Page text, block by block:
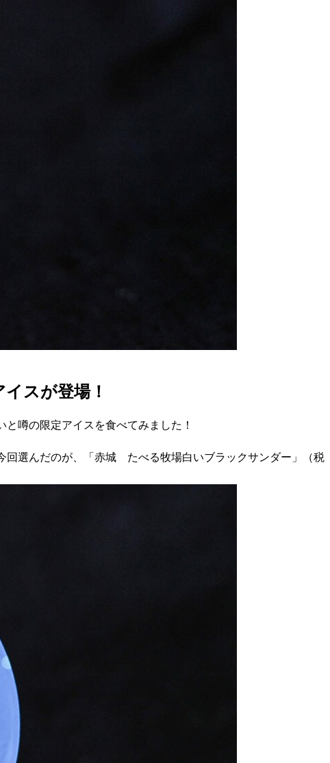
スが登場！
噂の限定アイスを食べてみました！
回選んだのが、「赤城 たべる牧場白いブラックサンダー」（税